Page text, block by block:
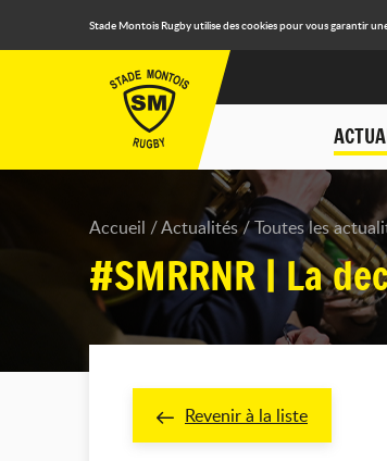
Stade Montois Rugby utilise des cookies pour vous garantir
Accueil Actualités Toutes les
#SMRRNR | La
Revenir à la liste